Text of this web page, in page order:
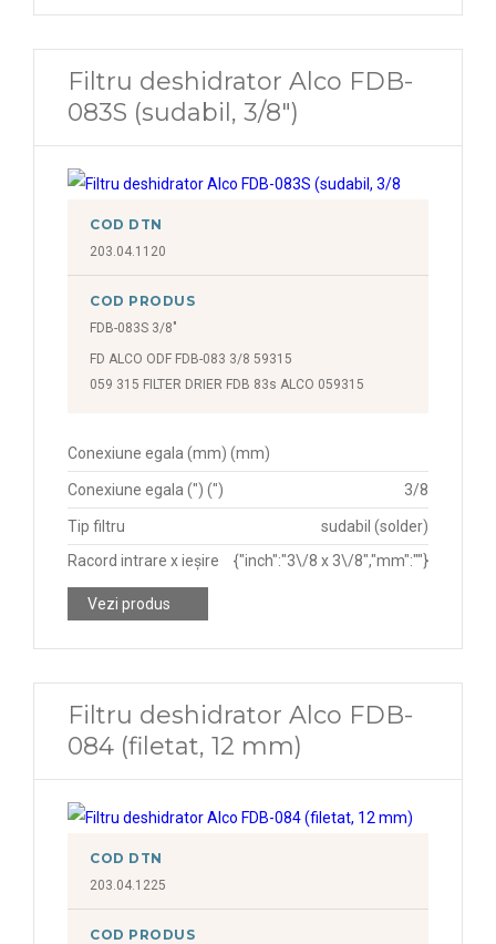
Filtru deshidrator Alco FDB-
083S (sudabil, 3/8")
COD DTN
203.04.1120
COD PRODUS
FDB-083S 3/8"
FD ALCO ODF FDB-083 3/8 59315
059 315 FILTER DRIER FDB 83s ALCO 059315
Conexiune egala (mm) (mm)
Conexiune egala (") (") 3/8
Tip filtru
sudabil (solder)
Racord intrare x ieșire
{"inch":"3\/8 x 3\/8","mm":""}
Vezi produs
Filtru deshidrator Alco FDB-
084 (filetat, 12 mm)
COD DTN
203.04.1225
COD PRODUS